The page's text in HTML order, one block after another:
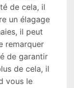
de cela, il
un élagage
il peut
remarquer
de garantir
de cela, il
vous le